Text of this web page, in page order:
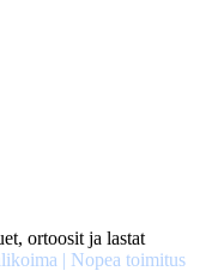
ortoosit ja lastat
| Nopea toimitus